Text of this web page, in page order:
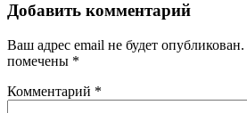
Добавить комментарий
Ваш адрес email не будет опубликован.
помечены *
Комментарий *